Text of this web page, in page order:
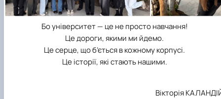
Бо університет — це не просто навчання!
Це дороги, якими ми йдемо.
Це серце, що б’ється в кожному корпусі.
Це історії, які стають нашими.
Вікторія